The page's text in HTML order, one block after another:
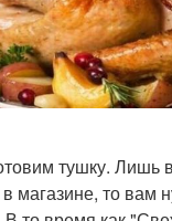
тушку. Лишь
магазине, то вам